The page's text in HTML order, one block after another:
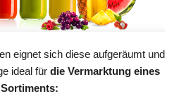
eignet sich diese aufgeräumt und
ideal für die Vermarktung eines